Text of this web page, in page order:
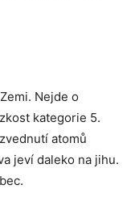
Nejde o
kategorie 5.
atomů
jeví daleko na jihu.